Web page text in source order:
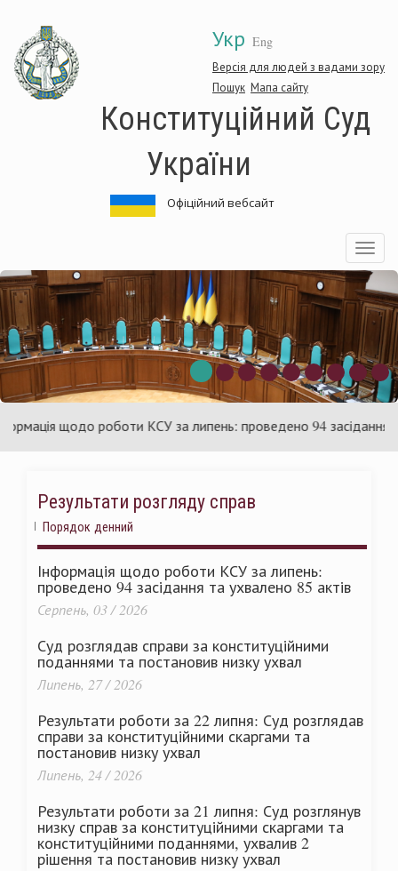
основного
матеріалу
Укр Eng
Версія для людей з вадами зору
Пошук Мапа сайту
Конституційний Суд
України
Офіційний вебсайт
Toggle
щодо роботи КСУ за липень: проведено 94 засідання та
Результати розгляду справ
Порядок денний
Інформація щодо роботи КСУ за липень:
проведено 94 засідання та ухвалено 85 актів
Серпень, 03 / 2026
Суд розглядав справи за конституційними
поданнями та постановив низку ухвал
Липень, 27 / 2026
Результати роботи за 22 липня: Суд розглядав
справи за конституційними скаргами та
постановив низку ухвал
Липень, 24 / 2026
Результати роботи за 21 липня: Суд розглянув
низку справ за конституційними скаргами та
конституційними поданнями, ухвалив 2
рішення та постановив низку ухвал